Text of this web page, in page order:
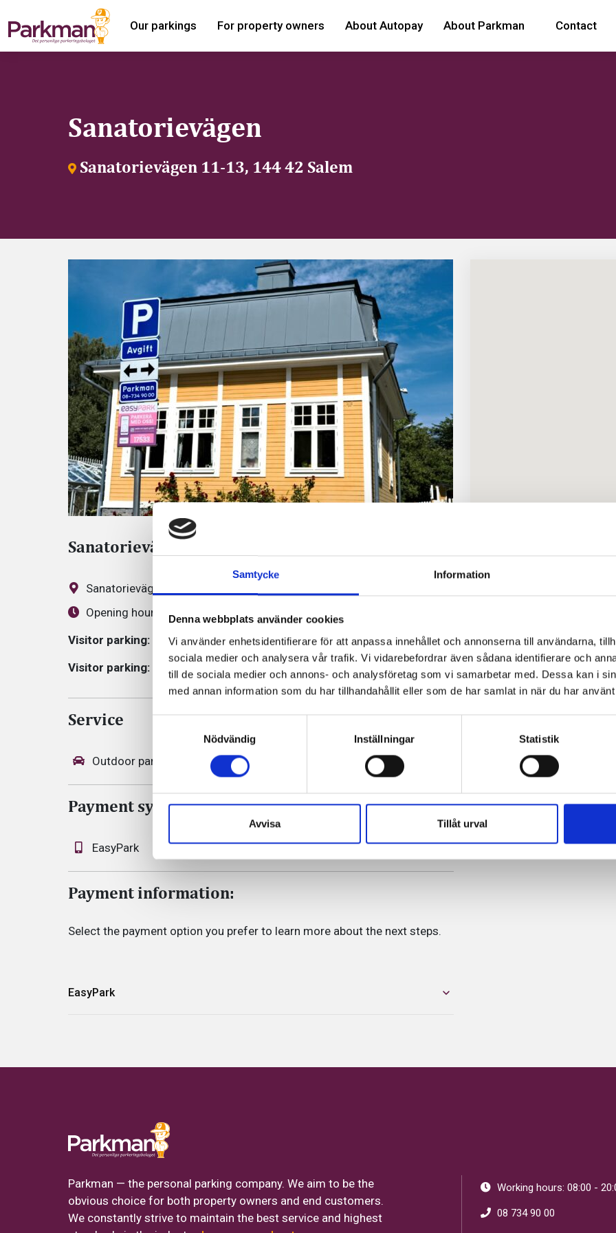
Samtycke Information
Denna webbplats använder cookies
Vi använder enhetsidentifierare för att anpassa innehållet och annonserna till användarna,
sociala medier och analysera vår trafik. Vi vidarebefordrar även sådana identifierare och
till de sociala medier och annons- och analysföretag som vi samarbetar med. Dessa kan i
med annan information som du har tillhandahållit eller som de har samlat in när du har
Nödvändig
Inställningar Statistik
Avvisa Tillåt urval
Our parkings For property owners About Autopay About Parkman Contact
Sanatorievägen
Sanatorievägen 11-13, 144 42 Salem
Sanatorievägen
Sanatorievägen 11-13, 144 42 Salem
Opening hours:
00-24
Visitor parking:
20 SEK per started hour
Visitor parking:
Maximum charge per day: 90 kr
Service
Outdoor parking 30 parking spaces Zone code: 17533
Payment system
EasyPark
Payment information:
Select the payment option you prefer to learn more about the next steps.
EasyPark
you exit.Double-check that you have entered the correct zone code and that Parkman is listed
Parkman — the personal parking company. We aim to be the
obvious choice for both property owners and end customers.
We constantly strive to maintain the best service and highest
Working hours: 08:00 -
08 734 90 00